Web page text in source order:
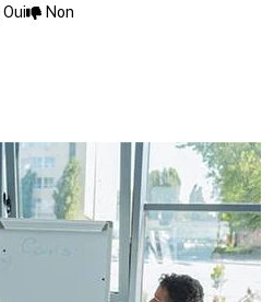
Oui
Non